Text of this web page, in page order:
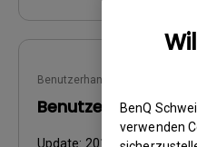
BenQ
verwenden
Benutzerhandbuch
Benutzerhandbuch
Update: 2014/12/02